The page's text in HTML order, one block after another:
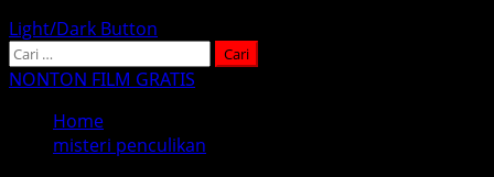
Light/Dark Button
Cari
untuk:
NONTON FILM GRATIS
Home
misteri penculikan